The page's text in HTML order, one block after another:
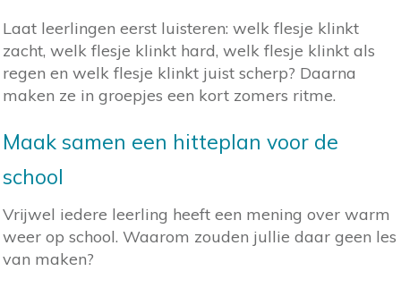
Laat leerlingen eerst luisteren: welk flesje klinkt
zacht, welk flesje klinkt hard, welk flesje klinkt als
regen en welk flesje klinkt juist scherp? Daarna
maken ze in groepjes een kort zomers ritme.
Maak samen een hitteplan voor de
school
Vrijwel iedere leerling heeft een mening over warm
weer op school. Waarom zouden jullie daar geen les
van maken?